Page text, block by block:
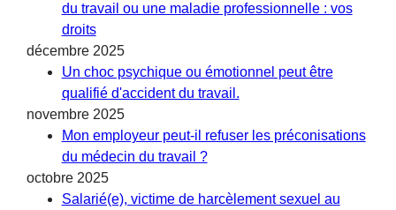
du travail ou une maladie professionnelle : vos
droits
décembre 2025
Un choc psychique ou émotionnel peut être
qualifié d'accident du travail.
novembre 2025
Mon employeur peut-il refuser les préconisations
du médecin du travail ?
octobre 2025
Salarié(e), victime de harcèlement sexuel au